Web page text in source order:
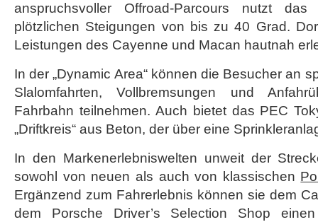
anspruchsvoller Offroad-Parcours nutzt
plötzlichen Steigungen von bis zu 40 Grad.
Leistungen des Cayenne und Macan hautnah
In der „Dynamic Area“ können die Besucher an
Slalomfahrten, Vollbremsungen und
Fahrbahn teilnehmen. Auch bietet das PEC
„Driftkreis“ aus Beton, der über eine
In den Markenerlebniswelten unweit der
sowohl von neuen als auch von klassischen
Ergänzend zum Fahrerlebnis können sie dem
dem Porsche Driver’s Selection Shop